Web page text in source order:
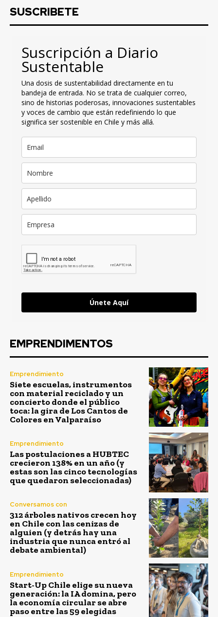
SUSCRIBETE
Suscripción a Diario
Sustentable
Una dosis de sustentabilidad directamente en tu
bandeja de entrada. No se trata de cualquier correo,
sino de historias poderosas, innovaciones sustentables
y voces de cambio que están redefiniendo lo que
significa ser sostenible en Chile y más allá.
Únete Aquí
EMPRENDIMENTOS
Emprendimiento
Siete escuelas, instrumentos
con material reciclado y un
concierto donde el público
toca: la gira de Los Cantos de
Colores en Valparaíso
Emprendimiento
Las postulaciones a HUBTEC
crecieron 138% en un año (y
estas son las cinco tecnologías
que quedaron seleccionadas)
Conversamos con
312 árboles nativos crecen hoy
en Chile con las cenizas de
alguien (y detrás hay una
industria que nunca entró al
debate ambiental)
Emprendimiento
Start-Up Chile elige su nueva
generación: la IA domina, pero
la economía circular se abre
paso entre las 59 elegidas